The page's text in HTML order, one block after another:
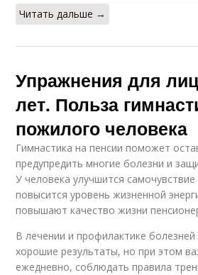
Читать дальше →
Упражнения для
лет. Польза
пожилого человека
Гимнастика на пенсии поможет
предупредить многие болезни и
У человека улучшится
повысится уровень жизненной
повышают качество жизни
В лечении и профилактике болезней
хорошие результаты, но при этом
ежедневно, соблюдать правила